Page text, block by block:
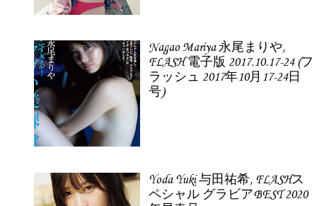
Nagao Mariya 永尾まりや,
FLASH 電子版 2017.10.17-24 (フ
ラッシュ 2017年10月17-24日
号)
Yoda Yuki 与田祐希, FLASHス
ペシャル グラビアBEST 2020